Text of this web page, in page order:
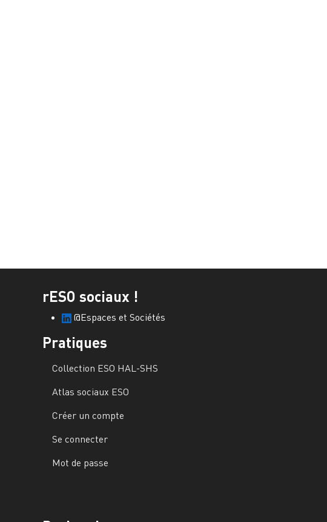
rESO sociaux !
@Espaces et Sociétés
Pratiques
Collection ESO HAL-SHS
Atlas sociaux ESO
Créer un compte
Se connecter
Mot de passe